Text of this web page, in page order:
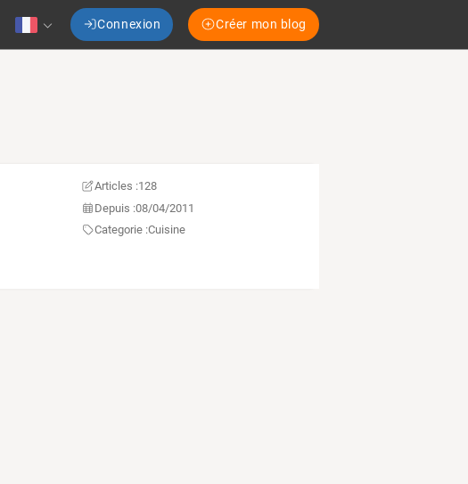
Connexion Créer mon blog
Articles :128
Depuis :08/04/2011
Categorie :Cuisine